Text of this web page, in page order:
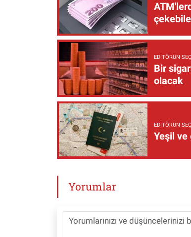
EDITÖRÜN
Bir
olacak
EDITÖRÜN
Yeşil
Yorumlar